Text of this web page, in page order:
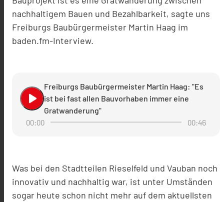
nachhaltigem Bauen und Bezahlbarkeit, sagte uns
Freiburgs Baubürgermeister Martin Haag im
baden.fm-Interview.
play_arrow
Freiburgs Baubürgermeister Martin Haag: "Es
ist bei fast allen Bauvorhaben immer eine
Gratwanderung"
00:00
00:46
Was bei den Stadtteilen Rieselfeld und Vauban noch
innovativ und nachhaltig war, ist unter Umständen
sogar heute schon nicht mehr auf dem aktuellsten